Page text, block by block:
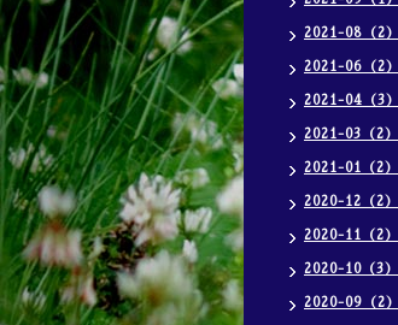
2021-08（2）
2021-06（2）
2021-04（3）
2021-03（2）
2021-01（2）
2020-12（2）
2020-11（2）
2020-10（3）
2020-09（2）